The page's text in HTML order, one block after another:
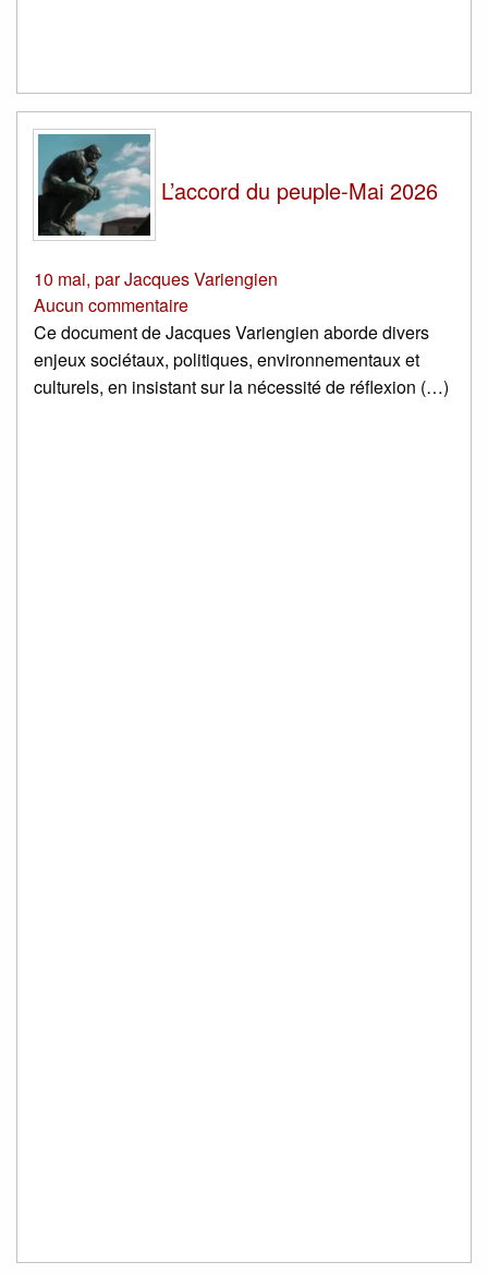
L’accord du peuple-Mai 2026
10 mai, parJacques Variengien
Aucun commentaire
Ce document de Jacques Variengien aborde divers
enjeux sociétaux, politiques, environnementaux et
culturels, en insistant sur la nécessité de réflexion (…)